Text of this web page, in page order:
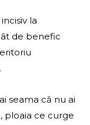
la
de benefic
seama că nu ai
ploaia ce curge